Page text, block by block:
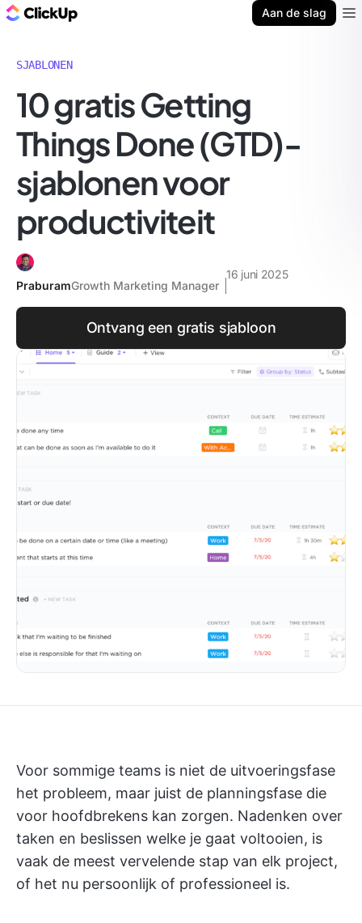
Aan de slag
SJABLONEN
10 gratis Getting
Things Done (GTD)-
sjablonen voor
productiviteit
PraburamGrowth Marketing Manager
16 juni 2025
Ontvang een gratis sjabloon
Voor sommige teams is niet de uitvoeringsfase
het probleem, maar juist de planningsfase die
voor hoofdbrekens kan zorgen. Nadenken over
taken en beslissen welke je gaat voltooien, is
vaak de meest vervelende stap van elk project,
of het nu persoonlijk of professioneel is.